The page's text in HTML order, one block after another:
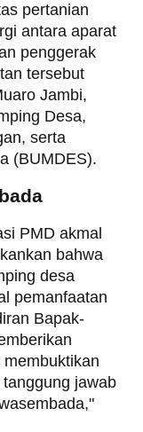
pertanian
antara aparat
penggerak
tersebut
Jambi,
Desa,
serta
(BUMDES).
PMD akmal
bahwa
desa
pemanfaatan
Bapak-
jawab